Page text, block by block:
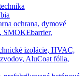
ochrana, dymové
SMOKEbarrier,
izolácie, HVAC,
AluCoat fólia,